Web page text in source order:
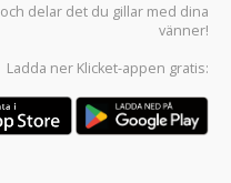
och delar det du gillar med dina
vänner!
Ladda ner Klicket-appen gratis: